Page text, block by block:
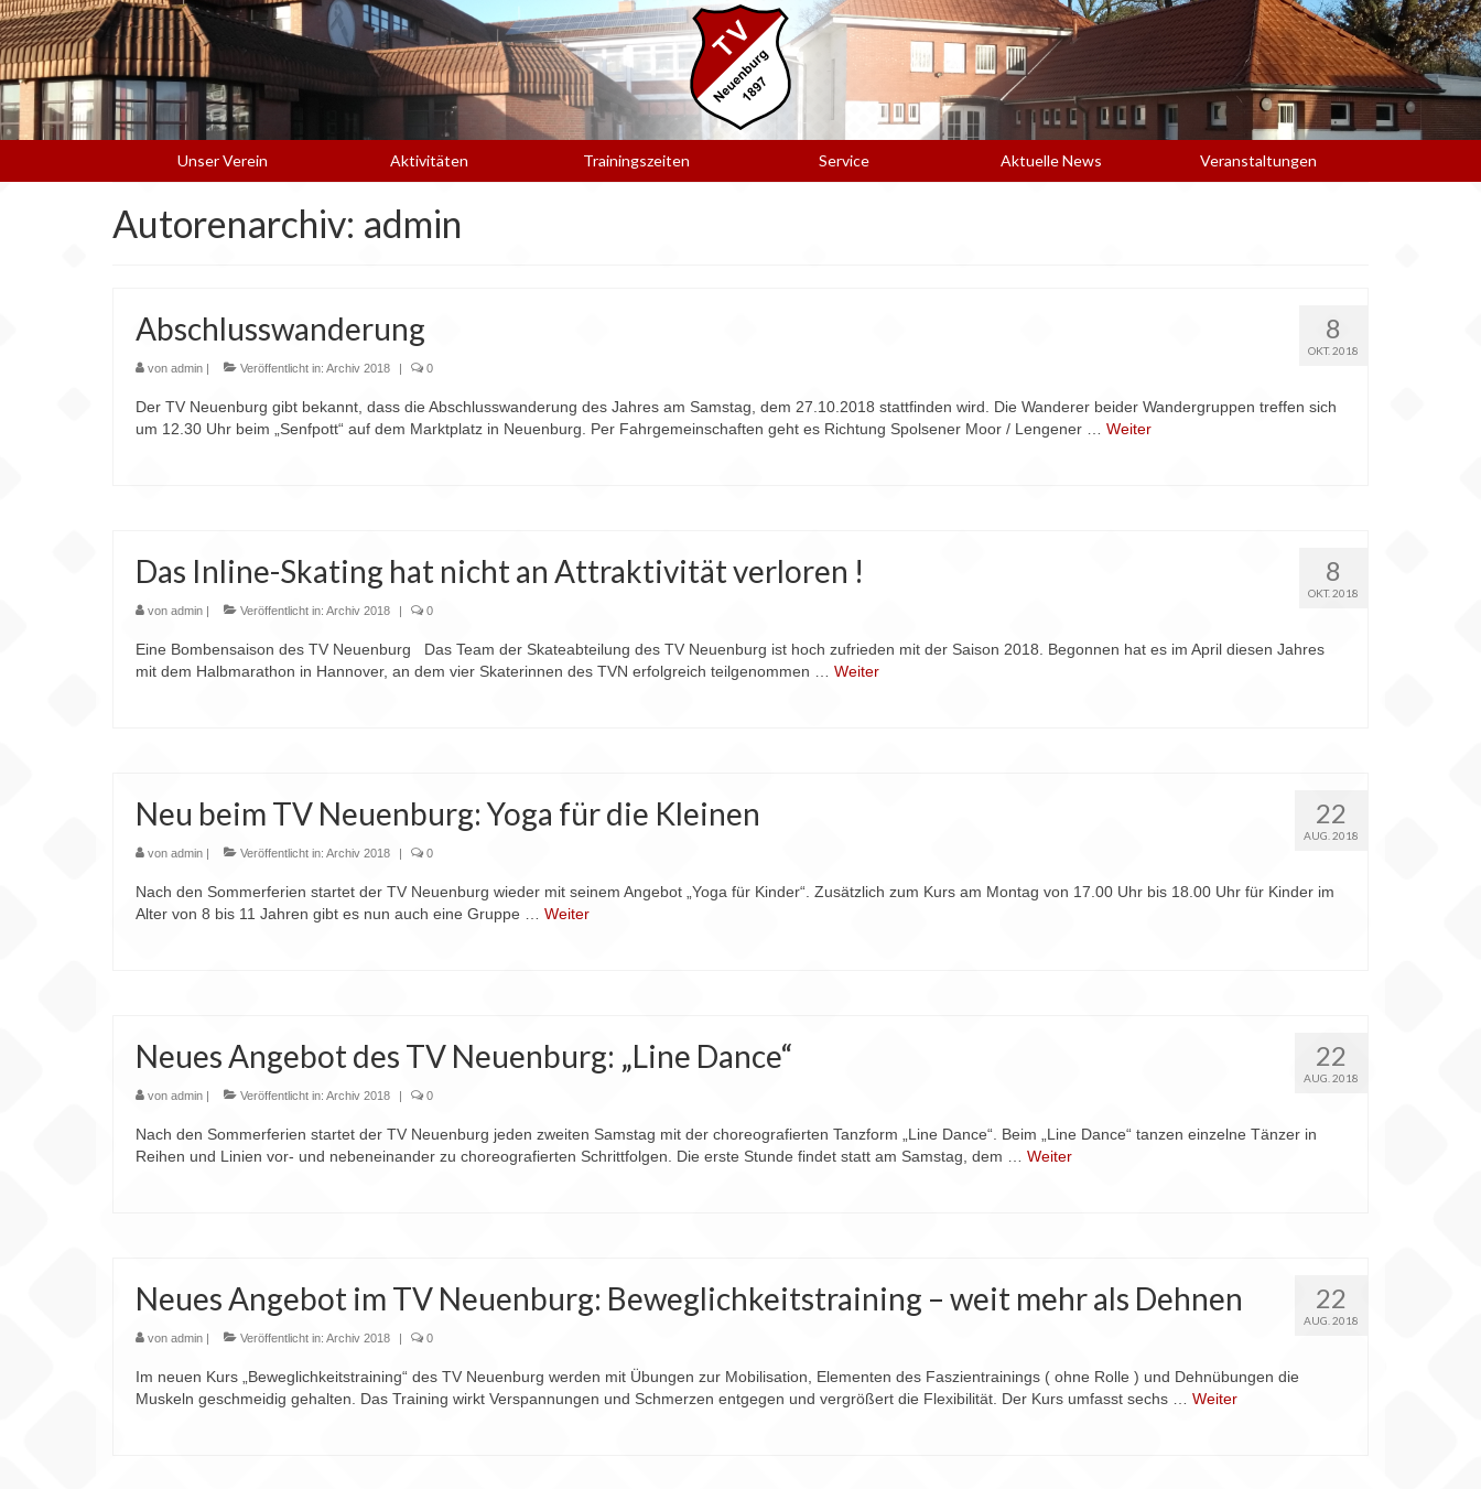
Unser Verein Aktivitäten Trainingszeiten Service Aktuelle News Veranstaltungen
Autorenarchiv: admin
8
OKT. 2018
Abschlusswanderung
von admin | Veröffentlicht in: Archiv 2018 | 0
Der TV Neuenburg gibt bekannt, dass die Abschlusswanderung des Jahres am Samstag, dem 27.10.2018 stattfinden wird. Die Wanderer beider Wandergruppen treffen sich
um 12.30 Uhr beim „Senfpott“ auf dem Marktplatz in Neuenburg. Per Fahrgemeinschaften geht es Richtung Spolsener Moor / Lengener … Weiter
8
OKT. 2018
Das Inline-Skating hat nicht an Attraktivität verloren !
von admin | Veröffentlicht in: Archiv 2018 | 0
Eine Bombensaison des TV Neuenburg Das Team der Skateabteilung des TV Neuenburg ist hoch zufrieden mit der Saison 2018. Begonnen hat es im April diesen Jahres
mit dem Halbmarathon in Hannover, an dem vier Skaterinnen des TVN erfolgreich teilgenommen … Weiter
22
AUG. 2018
Neu beim TV Neuenburg: Yoga für die Kleinen
von admin | Veröffentlicht in: Archiv 2018 | 0
Nach den Sommerferien startet der TV Neuenburg wieder mit seinem Angebot „Yoga für Kinder“. Zusätzlich zum Kurs am Montag von 17.00 Uhr bis 18.00 Uhr für Kinder im
Alter von 8 bis 11 Jahren gibt es nun auch eine Gruppe … Weiter
22
AUG. 2018
Neues Angebot des TV Neuenburg: „Line Dance“
von admin | Veröffentlicht in: Archiv 2018 | 0
Nach den Sommerferien startet der TV Neuenburg jeden zweiten Samstag mit der choreografierten Tanzform „Line Dance“. Beim „Line Dance“ tanzen einzelne Tänzer in
Reihen und Linien vor- und nebeneinander zu choreografierten Schrittfolgen. Die erste Stunde findet statt am Samstag, dem … Weiter
22
AUG. 2018
Neues Angebot im TV Neuenburg: Beweglichkeitstraining – weit mehr als Dehnen
von admin | Veröffentlicht in: Archiv 2018 | 0
Im neuen Kurs „Beweglichkeitstraining“ des TV Neuenburg werden mit Übungen zur Mobilisation, Elementen des Faszientrainings ( ohne Rolle ) und Dehnübungen die
Muskeln geschmeidig gehalten. Das Training wirkt Verspannungen und Schmerzen entgegen und vergrößert die Flexibilität. Der Kurs umfasst sechs … Weiter